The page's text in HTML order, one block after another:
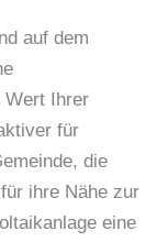
auf dem
Wert Ihrer
für
die
ihre Nähe zur
eine